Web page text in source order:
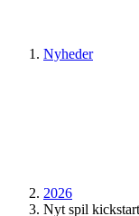
Nyheder
2026
Nyt spil